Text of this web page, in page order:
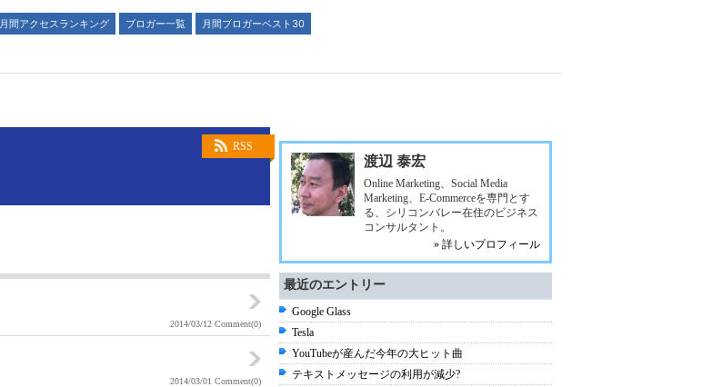
月間アクセスランキング ブロガー一覧
月間ブロガーベスト30
RSS
2014/03/12 Comment(0)
2014/03/01 Comment(0)
渡辺 泰宏
Online Marketing、Social Media
Marketing、E-Commerceを専門とす
る、シリコンバレー在住のビジネス
コンサルタント。
» 詳しいプロフィール
最近のエントリー
Google Glass
Tesla
YouTubeが産んだ今年の大ヒット曲
テキストメッセージの利用が減少?